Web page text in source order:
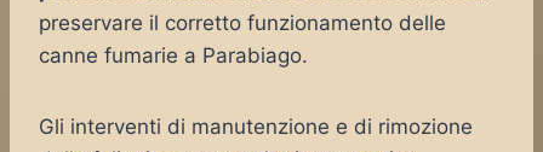
preservare il corretto funzionamento delle
canne fumarie a Parabiago.
Gli interventi di manutenzione e di rimozione